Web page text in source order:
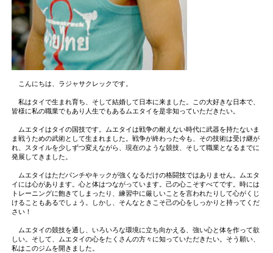
こんにちは、ラジャサクレックです。
私はタイで生まれ育ち、そして結婚して日本に来ました。この大好きな日本で、
皆様に私の職業でもあり人生でもあるムエタイを是非知っていただきたい。
ムエタイはタイの国技です。ムエタイは戦争の耐えない時代に武器を持たないま
ま戦うための武術として生まれました。戦争が終わった今も、その技術は受け継が
れ、スタイルを少しずつ変えながら、現在のような競技、そして職業となるまでに
発展してきました。
ムエタイはただパンチやキックが強くなるだけの格闘技ではありません。ムエタ
イには心があります。心と体はつながっています。己の心こそすべてです。時には
トレーニングに飽きてしまったり、練習中に厳しいことを言われたりして心がくじ
けることもあるでしょう。しかし、そんなときこそ己の心をしっかりと持ってくだ
さい！
ムエタイの競技を通し、いろいろな環境に立ち向かえる、強い心と体を作って欲
しい。そして、ムエタイの心をたくさんの方々に知っていただきたい。そう願い、
私はこのジムを開きました。